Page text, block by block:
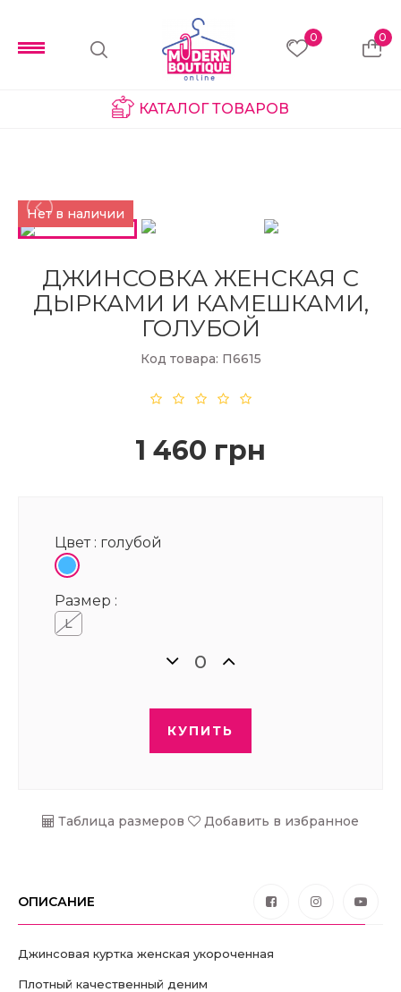
0 0
КАТАЛОГ ТОВАРОВ
Нет в наличии
ДЖИНСОВКА ЖЕНСКАЯ С
ДЫРКАМИ И КАМЕШКАМИ,
ГОЛУБОЙ
Код товара: П6615
1 460 грн
Цвет : голубой
Размер :
L
КУПИТЬ
Таблица размеров Добавить в избранное
ОПИСАНИЕ
Джинсовая куртка женская укороченная
Плотный качественный деним